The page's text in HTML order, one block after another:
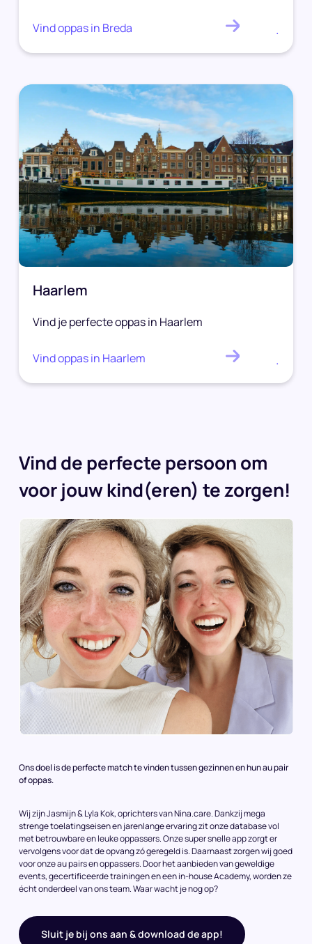
Vind oppas in Breda .
Haarlem
Vind je perfecte oppas in Haarlem
Vind oppas in Haarlem .
Vind de perfecte persoon om
voor jouw kind(eren) te zorgen!
Ons doel is de perfecte match te vinden tussen gezinnen en hun au pair
of oppas.
Wij zijn Jasmijn & Lyla Kok, oprichters van Nina.care. Dankzij mega
strenge toelatingseisen en jarenlange ervaring zit onze database vol
met betrouwbare en leuke oppassers. Onze super snelle app zorgt er
vervolgens voor dat de opvang zó geregeld is. Daarnaast zorgen wij goed
voor onze au pairs en oppassers. Door het aanbieden van geweldige
events, gecertificeerde trainingen en een in-house Academy, worden ze
écht onderdeel van ons team. Waar wacht je nog op?
Sluit je bij ons aan & download de app!